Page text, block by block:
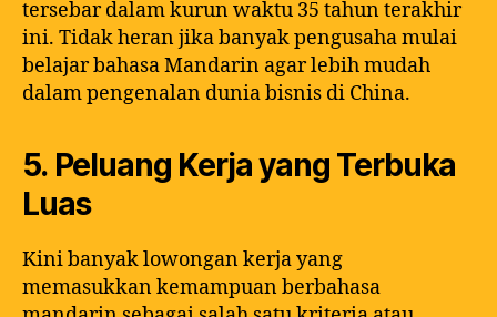
tersebar dalam kurun waktu 35 tahun terakhir
ini. Tidak heran jika banyak pengusaha mulai
belajar bahasa Mandarin agar lebih mudah
dalam pengenalan dunia bisnis di China.
5. Peluang Kerja yang Terbuka
Luas
Kini banyak lowongan kerja yang
memasukkan kemampuan berbahasa